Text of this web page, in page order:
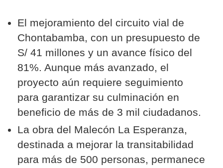
El mejoramiento del circuito vial de
Chontabamba, con un presupuesto de
S/ 41 millones y un avance físico del
81%. Aunque más avanzado, el
proyecto aún requiere seguimiento
para garantizar su culminación en
beneficio de más de 3 mil ciudadanos.
La obra del Malecón La Esperanza,
destinada a mejorar la transitabilidad
para más de 500 personas, permanece